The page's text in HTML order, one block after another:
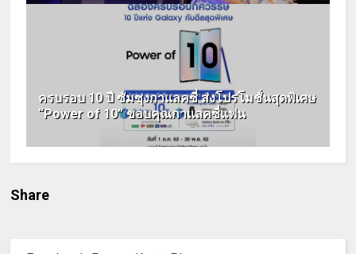
ครบรอบ 10 ปี ซัมซุงกาแลคซี่ ส่งโปรโมชั่นสุดพิเศษ
“Power of 10” ขอบคุณกาแลคซี่แฟน
Share